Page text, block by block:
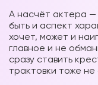
А насчёт актера
быть и аспект
хочет, может и
главное и не
сразу ставить
трактовки тоже не